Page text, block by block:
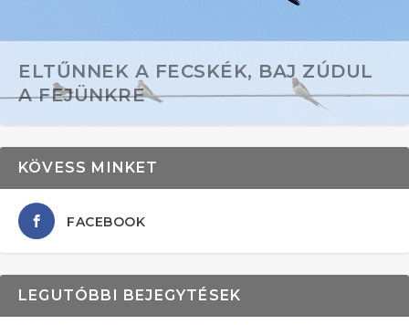
ELTŰNNEK A FECSKÉK, BAJ ZÚDUL
A FEJÜNKRE
KÖVESS MINKET
FACEBOOK
LEGUTÓBBI BEJEGYTÉSEK